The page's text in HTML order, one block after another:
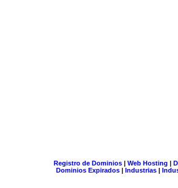
Registro de Dominios| Web Hosting |
Dominios Expirados | Industrias |